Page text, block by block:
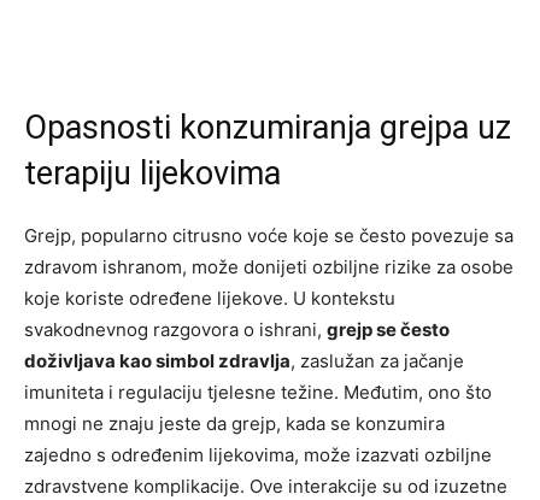
Opasnosti konzumiranja grejpa uz
terapiju lijekovima
Grejp, popularno citrusno voće koje se često povezuje sa
zdravom ishranom, može donijeti ozbiljne rizike za osobe
koje koriste određene lijekove. U kontekstu
svakodnevnog razgovora o ishrani, grejp se često
doživljava kao simbol zdravlja, zaslužan za jačanje
imuniteta i regulaciju tjelesne težine. Međutim, ono što
mnogi ne znaju jeste da grejp, kada se konzumira
zajedno s određenim lijekovima, može izazvati ozbiljne
zdravstvene komplikacije. Ove interakcije su od izuzetne